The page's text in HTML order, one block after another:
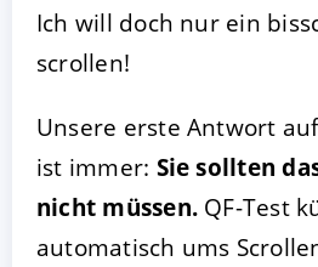
Ich will doch nur ein
scrollen!
Unsere erste Antwort
ist immer: Sie sollten
nicht müssen. QF-Test
automatisch ums
Impressum